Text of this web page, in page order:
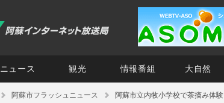
ニュース 観光 情報番組 大自然
阿蘇市フラッシュニュース 阿蘇市立内牧小学校で茶摘み体験